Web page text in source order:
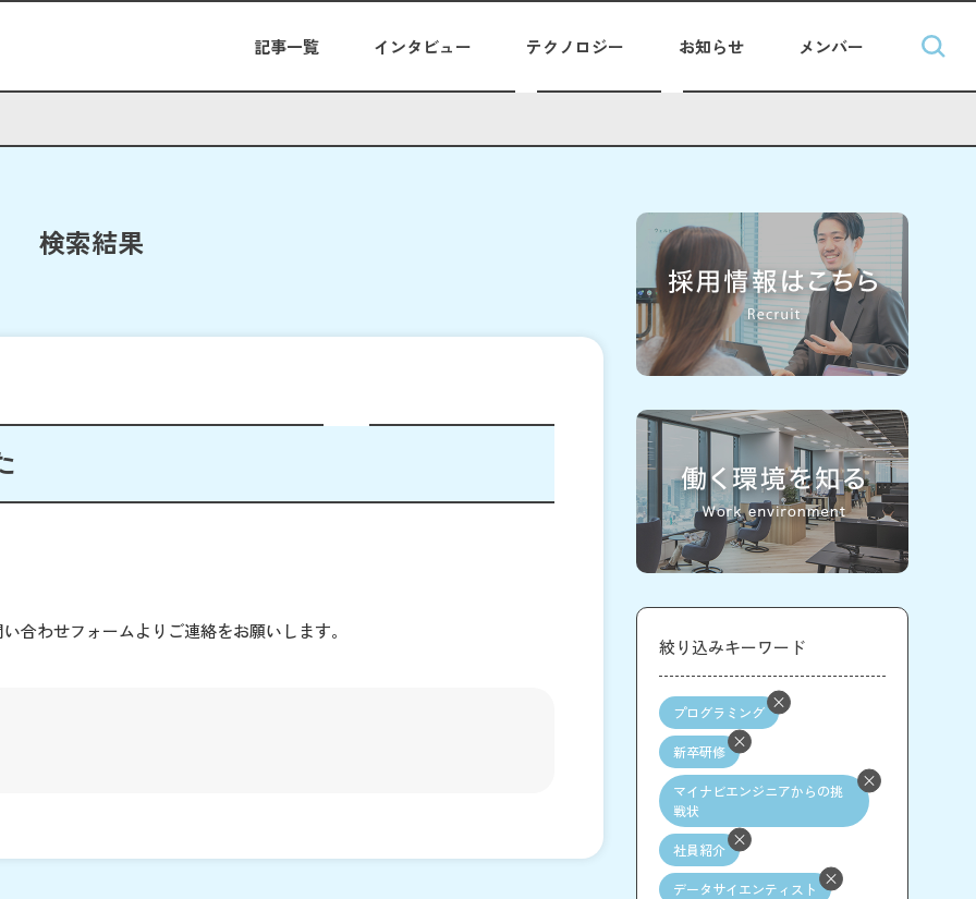
記事一覧 インタビュー テクノロジー お知らせ メンバー
検索結果
合わせフォームよりご連絡をお願いします。
絞り込みキーワード
プログラミング
新卒研修
マイナビエンジニアからの挑
戦状
社員紹介
データサイエンティスト